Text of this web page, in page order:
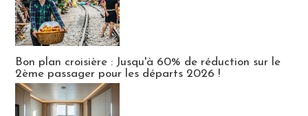
Bon plan croisière : Jusqu'à 60% de réduction sur le
2ème passager pour les départs 2026 !